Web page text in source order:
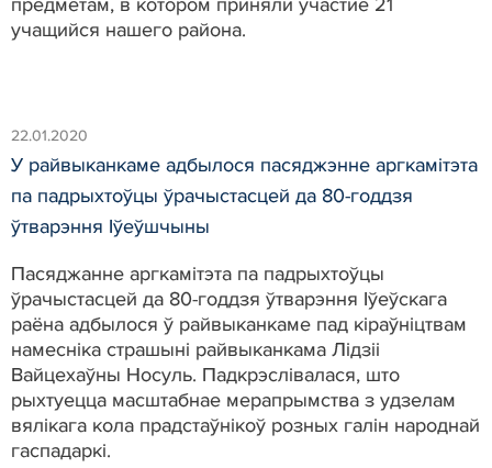
учащийся нашего района.
22.01.2020
У райвыканкаме адбылося пасяджэнне аргкамітэта
па падрыхтоўцы ўрачыстасцей да 80-годдзя
ўтварэння Іўеўшчыны
Пасяджанне аргкамітэта па падрыхтоўцы
ўрачыстасцей да 80-годдзя ўтварэння Іўеўскага
раёна адбылося ў райвыканкаме пад кіраўніцтвам
намесніка страшыні райвыканкама Лідзіі
Вайцехаўны Носуль. Падкрэслівалася, што
рыхтуецца масштабнае мерапрымства з удзелам
вялікага кола прадстаўнікоў розных галін народнай
гаспадаркі.